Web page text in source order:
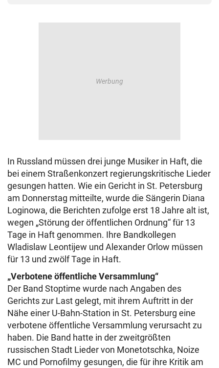
In Russland müssen drei junge Musiker in Haft, die
bei einem Straßenkonzert regierungskritische Lieder
gesungen hatten. Wie ein Gericht in St. Petersburg
am Donnerstag mitteilte, wurde die Sängerin Diana
Loginowa, die Berichten zufolge erst 18 Jahre alt ist,
wegen „Störung der öffentlichen Ordnung“ für 13
Tage in Haft genommen. Ihre Bandkollegen
Wladislaw Leontijew und Alexander Orlow müssen
für 13 und zwölf Tage in Haft.
„Verbotene öffentliche Versammlung“
Der Band Stoptime wurde nach Angaben des
Gerichts zur Last gelegt, mit ihrem Auftritt in der
Nähe einer U-Bahn-Station in St. Petersburg eine
verbotene öffentliche Versammlung verursacht zu
haben. Die Band hatte in der zweitgrößten
russischen Stadt Lieder von Monetotschka, Noize
MC und Pornofilmy gesungen, die für ihre Kritik am